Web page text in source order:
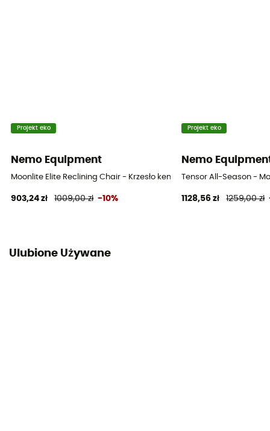
Projekt eko
Nemo Equipment
Moonlite Elite Reclining Chair - Krzesło kempingowe
903,24 zł 1009,00 zł -10%
Projekt eko
Nemo
Tensor All-Season -
1128,56 zł 1259,00 zł
Ulubione Używane